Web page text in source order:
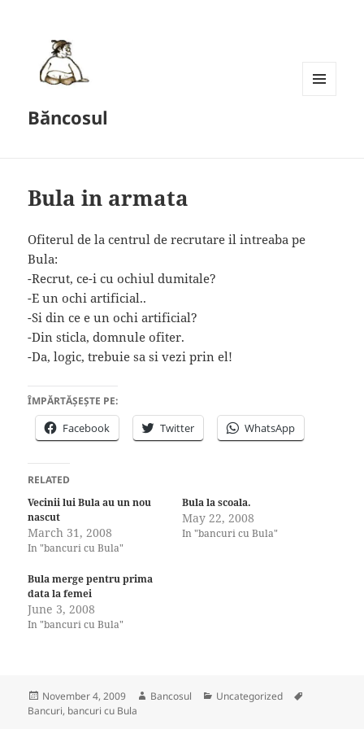
Băncosul
Bula in armata
Ofiterul de la centrul de recrutare il intreaba pe
Bula:
-Recrut, ce-i cu ochiul dumitale?
-E un ochi artificial..
-Si din ce e un ochi artificial?
-Din sticla, domnule ofiter.
-Da, logic, trebuie sa si vezi prin el!
ÎMPĂRTĂȘEȘTE PE:
Facebook Twitter WhatsApp
RELATED
Vecinii lui Bula au un nou
nascut
March 31, 2008
In "bancuri cu Bula"
Bula la scoala.
May 22, 2008
In "bancuri cu Bula"
Bula merge pentru prima
data la femei
June 3, 2008
In "bancuri cu Bula"
Posted
on
November 4, 2009 Author
Bancosul Categories
Uncategorized
Bancuri, bancuri cu Bula